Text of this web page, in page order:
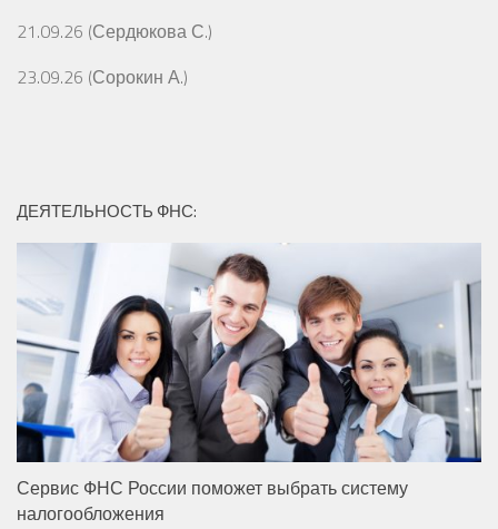
21.09.26 (Сердюкова С.)
23.09.26 (Сорокин А.)
ДЕЯТЕЛЬНОСТЬ ФНС:
Сервис ФНС России поможет выбрать систему
налогообложения